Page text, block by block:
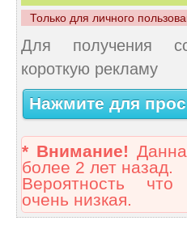
Только для личного
Для получения
короткую рекламу
Нажмите для
* Внимание!
более 2 лет назад.
Вероятность
очень низкая.